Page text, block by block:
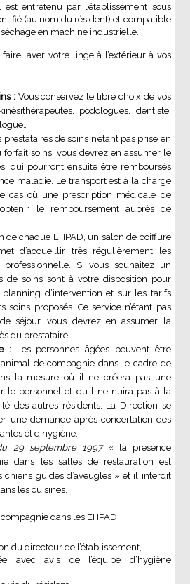
entretenu par l’établissement sous
(au nom du résident) et compatible
en machine industrielle.
laver votre linge à l’extérieur à vos
: Vous conservez le libre choix de vos
podologues, dentiste,
de soins n’étant pas prise en
soins, vous devrez en assumer le
qui pourront ensuite être remboursés
maladie. Le transport est à la charge
cas où une prescription médicale de
le remboursement auprès de
de chaque EHPAD, un salon de coiffure
d’accueillir très régulièrement les
professionnelle. Si vous souhaitez un
de soins sont à votre disposition pour
d’intervention et sur les tarifs
soins proposés. Ce service n’étant pas
séjour, vous devrez en assumer la
du prestataire.
: Les personnes âgées peuvent être
de compagnie dans le cadre de
la mesure où il ne créera pas une
le personnel et qu’il ne nuira pas à la
des autres résidents. La Direction se
une demande après concertation des
et d’hygiène.
29 septembre 1997« la présence
dans les salles de restauration est
chiens guides d’aveugles » et il interdit
les cuisines.
dans les EHPAD
du directeur de l’établissement,
avec avis de l’équipe d’hygiène